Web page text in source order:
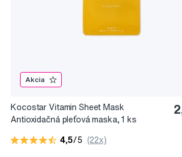
Akcia
Kocostar Vitamin Sheet Mask
Antioxidačná pleťová maska, 1 ks
4,5/5 (22x)